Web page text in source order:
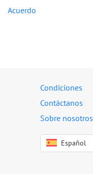
Acuerdo
Condiciones
Contáctanos
Sobre nosotros
Español
English